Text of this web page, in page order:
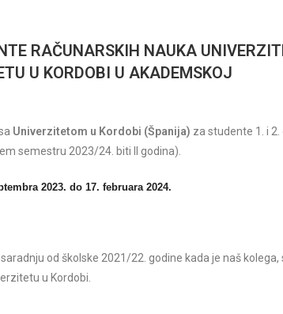
RAČUNARSKIH NAUKA
U KORDOBI U AKADEMSKOJ
Univerzitetom u Kordobi (Španija) za studente 1. i
semestru 2023/24. biti II godina).
2023. do 17. februara 2024.
od školske 2021/22. godine kada je naš
u Kordobi.